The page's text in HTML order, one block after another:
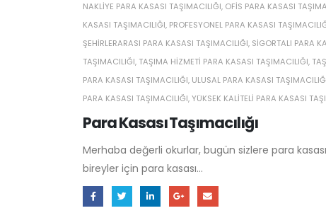
Para Kasası Taşımacılığı
NAKLIYE PARA KASASI TAŞIMACILIĞI, OFIS PARA KASASI
KASASI TAŞIMACILIĞI, PROFESYONEL PARA KASASI
ŞEHIRLERARASI PARA KASASI TAŞIMACILIĞI, SIGORTALI PARA
TAŞIMACILIĞI, TAŞIMA HIZMETI PARA KASASI TAŞIMACILIĞI,
PARA KASASI TAŞIMACILIĞI, ULUSAL PARA KASASI
PARA KASASI TAŞIMACILIĞI,YÜKSEK KALITELI PARA KASASI
Merhaba değerli okurlar, bugün sizlere para
bireyler için para kasası...